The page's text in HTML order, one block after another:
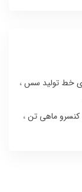
خط تولید سس
کنسرو ماهی تن